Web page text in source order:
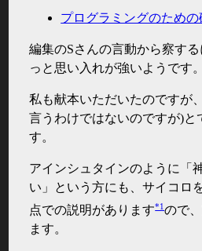
プログラミングのため
編集のSさんの言動から察す
っと思い入れが強いようです。
私も献本いただいたのですが
言うわけではないのですが)と
す。
アインシュタインのように「
い」という方にも、サイコロ
点での説明があります*1ので
ます。